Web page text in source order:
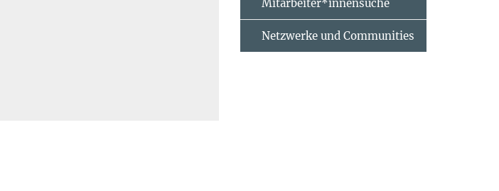
Mitarbeiter*innensuche
Netzwerke und Communities